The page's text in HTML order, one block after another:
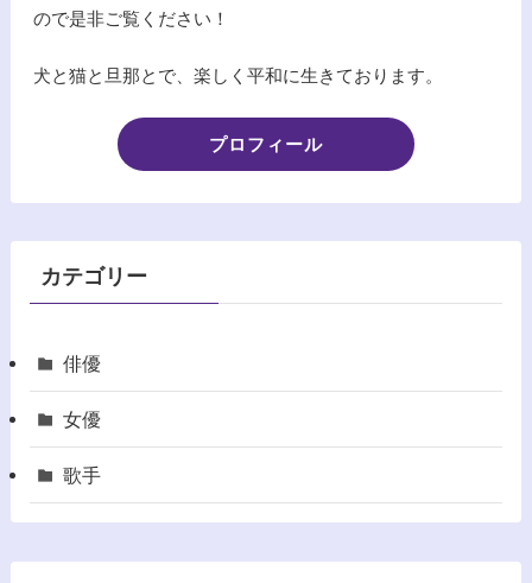
ので是非ご覧ください！
犬と猫と旦那とで、楽しく平和に生きております。
プロフィール
カテゴリー
俳優
女優
歌手